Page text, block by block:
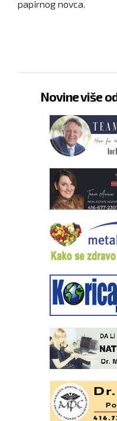
papirnog novca.
Novine više